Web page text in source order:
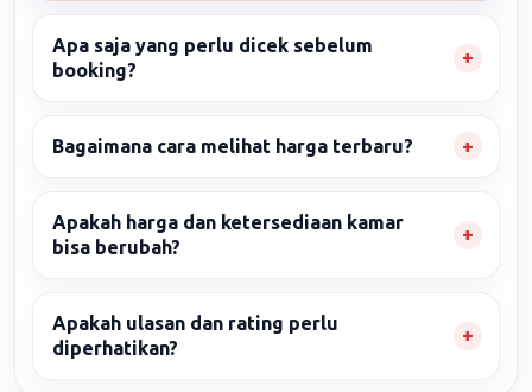
Apa saja yang perlu dicek sebelum
booking?
Bagaimana cara melihat harga terbaru?
Apakah harga dan ketersediaan kamar
bisa berubah?
Apakah ulasan dan rating perlu
diperhatikan?